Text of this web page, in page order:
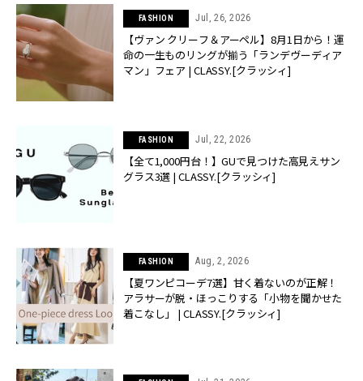
FASHION Jul, 26, 2026
【ヴァン クリーフ＆アーペル】8月1日から！運
命の一生ものリングが揃う「ランデヴーディア
マン」フェア | CLASSY.[クラッシィ]
FASHION Jul, 22, 2026
【全て1,000円台！】GUで見つけた高見えサン
グラス3選 | CLASSY.[クラッシィ]
FASHION Aug, 2, 2026
【夏ワンピコーデ7選】甘く着ないのが正解！
アラサーが脱・ほっこりする「小物を聞かせた
着こなし」 | CLASSY.[クラッシィ]